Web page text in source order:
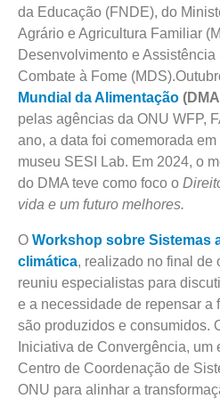
da Educação (FNDE), do
Agrário e Agricultura Familiar
Desenvolvimento e
Combate à Fome
Mundial da Alimentação
pelas agências da ONU WFP,
ano, a data foi comemorada
museu SESI Lab. Em 2024, o
do DMA teve como foco o
vida e um futuro melhores.
O Workshop sobre Sistemas
climática, realizado no final de
reuniu especialistas para
e a necessidade de repensar a
são produzidos e consumidos.
Iniciativa de Convergência,
Centro de Coordenação de
ONU para alinhar a